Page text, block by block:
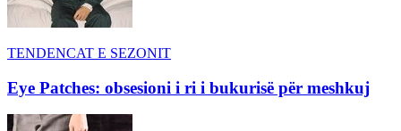
TENDENCAT E SEZONIT
Eye Patches: obsesioni i ri i bukurisë për meshkuj